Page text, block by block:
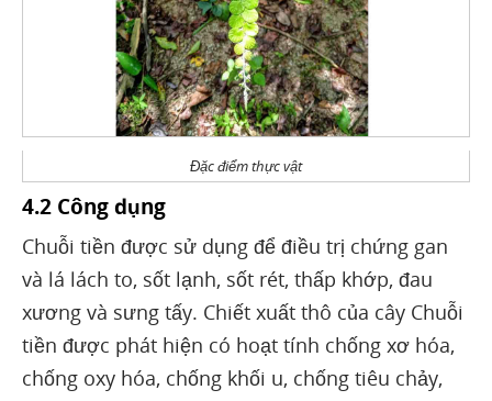
Đặc điểm thực vật
4.2 Công dụng
Chuỗi tiền được sử dụng để điều trị chứng gan
và lá lách to, sốt lạnh, sốt rét, thấp khớp, đau
xương và sưng tấy. Chiết xuất thô của cây Chuỗi
tiền được phát hiện có hoạt tính chống xơ hóa,
chống oxy hóa, chống khối u, chống tiêu chảy,